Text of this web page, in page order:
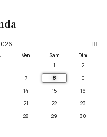
Ven Sam
Dim
1
2
7 8
9
14 15
16
21 22
23
28 29
30